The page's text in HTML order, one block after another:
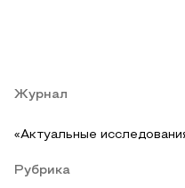
Журнал
«Актуальные
Рубрика